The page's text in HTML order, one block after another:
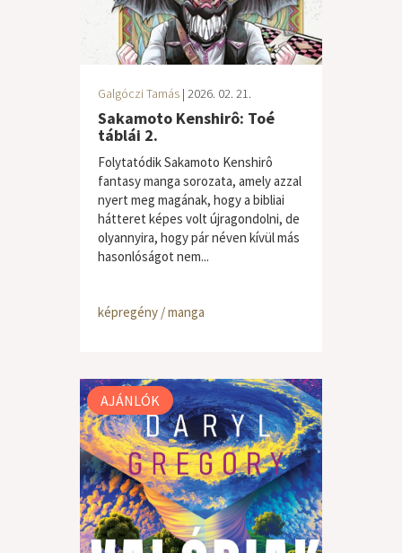
Galgóczi Tamás | 2026. 02. 21.
Sakamoto Kenshirô: Toé
táblái 2.
Folytatódik Sakamoto Kenshirô
fantasy manga sorozata, amely azzal
nyert meg magának, hogy a bibliai
hátteret képes volt újragondolni, de
olyannyira, hogy pár néven kívül más
hasonlóságot nem...
képregény / manga
AJÁNLÓK